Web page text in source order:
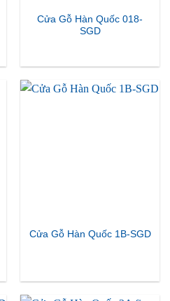
Cửa Gỗ Hàn Quốc 018-
SGD
Cửa Gỗ Hàn Quốc 1B-SGD